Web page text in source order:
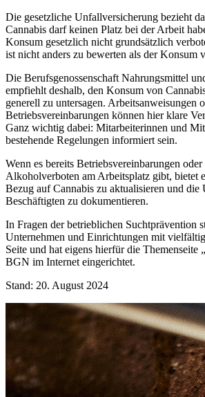
Die gesetzliche Unfallversicherung bezieht
Cannabis darf keinen Platz bei der Arbeit
Konsum gesetzlich nicht grundsätzlich
ist nicht anders zu bewerten als der Konsum
Die Berufsgenossenschaft Nahrungsmittel
empfiehlt deshalb, den Konsum von
generell zu untersagen. Arbeitsanweisungen
Betriebsvereinbarungen können hier klare
Ganz wichtig dabei: Mitarbeiterinnen und
bestehende Regelungen informiert sein.
Wenn es bereits Betriebsvereinbarungen
Alkoholverboten am Arbeitsplatz gibt, bietet
Bezug auf Cannabis zu aktualisieren und die
Beschäftigten zu dokumentieren.
In Fragen der betrieblichen Suchtprävention
Unternehmen und Einrichtungen mit
Seite und hat eigens hierfür die Themenseite
BGN im Internet eingerichtet.
Stand: 20. August 2024